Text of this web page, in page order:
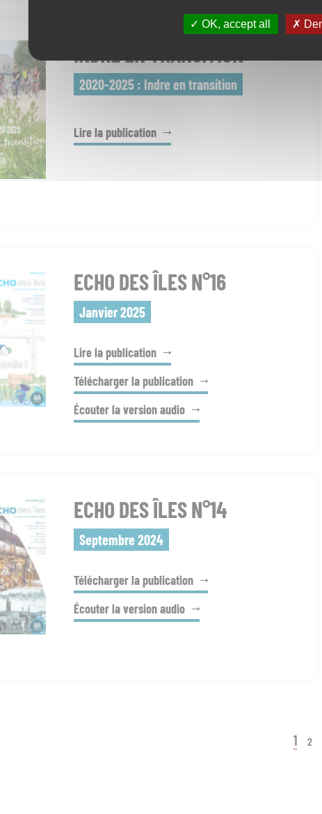
INDRE EN TRANSITION
2020-2025 : Indre en transition
Lire la publication
ECHO DES ÎLES N°16
Janvier 2025
Lire la publication
Télécharger la publication
Écouter la version audio
ECHO DES ÎLES N°14
Septembre 2024
Télécharger la publication
Écouter la version audio
1 2
OK, accept all